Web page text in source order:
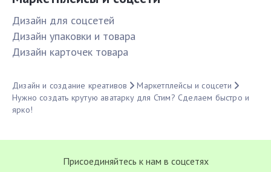
Дизайн для соцсетей
Дизайн упаковки и товара
Дизайн карточек товара
Дизайн и создание креативов
Маркетплейсы и соцсети
Нужно создать крутую аватарку для Стим? Сделаем быстро и
ярко!
Присоединяйтесь к нам в соцсетях